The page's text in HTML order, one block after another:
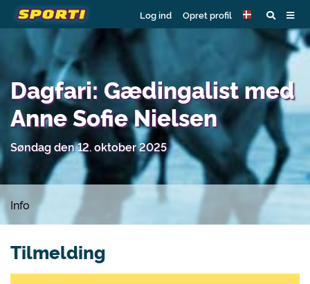
Log ind Opret profil
Dagfari: Gædingalist med
Anne Sofie Nielsen
Søndag den 12. oktober 2025
Info
Tilmelding